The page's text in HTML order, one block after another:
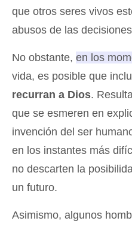
que otros seres vivos
abusos de las
No obstante, en los
vida, es posible que
recurran a Dios.
que se esmeren en
invención del ser
en los instantes más
no descarten la
un futuro.
Asimismo, algunos